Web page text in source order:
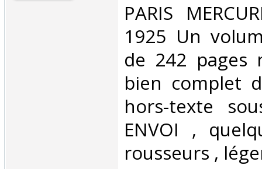
‎PARIS
1925 Un
de 242 pages
bien complet
hors-texte
ENVOI ,
rousseurs ,